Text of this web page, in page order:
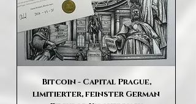
Bitcoin - Capital Prague,
limitierter, feinster German